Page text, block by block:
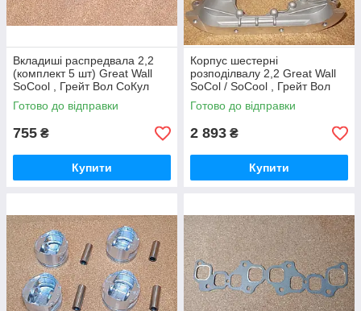
Вкладиші распредвала 2,2
(комплект 5 шт) Great Wall
SoCool , Грейт Вол СоКул
Готово до відправки
755 ₴
Купити
Корпус шестерні
розподілвалу 2,2 Great Wall
SoCol / SoCool , Грейт Вол
Сокіл
Готово до відправки
2 893 ₴
Купити